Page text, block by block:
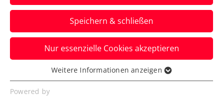
Save the date: Advantage
Ladies – FE&MALE Sports
Conference am 29.1.2025
„Successful Together“ lautet erneut das
Motto der Veranstaltung im Zuge des
Speichern & schließen
Nur essenzielle Cookies akzeptieren
Essenziell
Essenzielle Cookies werden für grundlegende
Weitere Informationen anzeigen
Powered by